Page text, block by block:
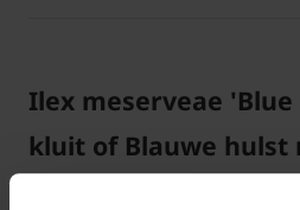
Ilex meserveae
kluit of Blauwe
Met de hulst haalt u een